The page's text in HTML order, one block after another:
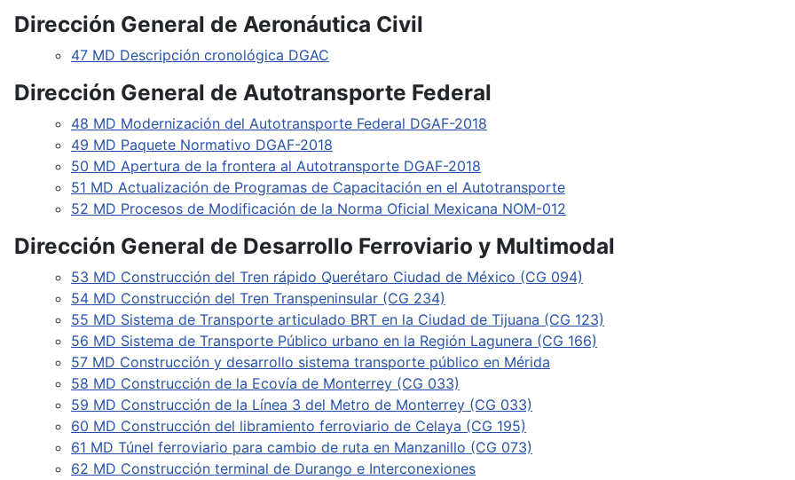
Dirección General de Aeronáutica Civil
47 MD Descripción cronológica DGAC
Dirección General de Autotransporte Federal
48 MD Modernización del Autotransporte Federal DGAF-2018
49 MD Paquete Normativo DGAF-2018
50 MD Apertura de la frontera al Autotransporte DGAF-2018
51 MD Actualización de Programas de Capacitación en el Autotransporte
52 MD Procesos de Modificación de la Norma Oficial Mexicana NOM-012
Dirección General de Desarrollo Ferroviario y Multimodal
53 MD Construcción del Tren rápido Querétaro Ciudad de México (CG 094)
54 MD Construcción del Tren Transpeninsular (CG 234)
55 MD Sistema de Transporte articulado BRT en la Ciudad de Tijuana (CG 123)
56 MD Sistema de Transporte Público urbano en la Región Lagunera (CG 166)
57 MD Construcción y desarrollo sistema transporte público en Mérida
58 MD Construcción de la Ecovía de Monterrey (CG 033)
59 MD Construcción de la Línea 3 del Metro de Monterrey (CG 033)
60 MD Construcción del libramiento ferroviario de Celaya (CG 195)
61 MD Túnel ferroviario para cambio de ruta en Manzanillo (CG 073)
62 MD Construcción terminal de Durango e Interconexiones